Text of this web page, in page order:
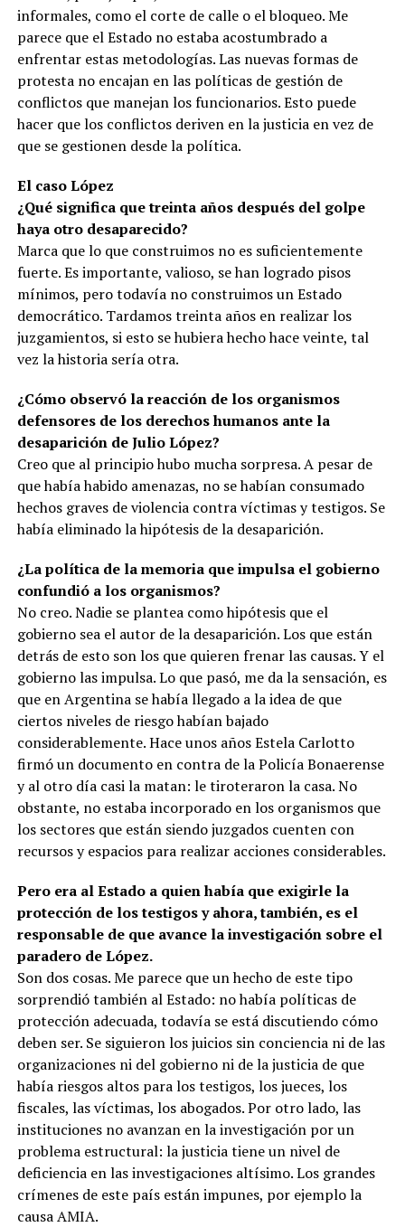
informales, como el corte de calle o el bloqueo. Me
parece que el Estado no estaba acostumbrado a
enfrentar estas metodologías. Las nuevas formas de
protesta no encajan en las políticas de gestión de
conflictos que manejan los funcionarios. Esto puede
hacer que los conflictos deriven en la justicia en vez de
que se gestionen desde la política.
El caso López
¿Qué significa que treinta años después del golpe
haya otro desaparecido?
Marca que lo que construimos no es suficientemente
fuerte. Es importante, valioso, se han logrado pisos
mínimos, pero todavía no construimos un Estado
democrático. Tardamos treinta años en realizar los
juzgamientos, si esto se hubiera hecho hace veinte, tal
vez la historia sería otra.
¿Cómo observó la reacción de los organismos
defensores de los derechos humanos ante la
desaparición de Julio López?
Creo que al principio hubo mucha sorpresa. A pesar de
que había habido amenazas, no se habían consumado
hechos graves de violencia contra víctimas y testigos. Se
había eliminado la hipótesis de la desaparición.
¿La política de la memoria que impulsa el gobierno
confundió a los organismos?
No creo. Nadie se plantea como hipótesis que el
gobierno sea el autor de la desaparición. Los que están
detrás de esto son los que quieren frenar las causas. Y el
gobierno las impulsa. Lo que pasó, me da la sensación, es
que en Argentina se había llegado a la idea de que
ciertos niveles de riesgo habían bajado
considerablemente. Hace unos años Estela Carlotto
firmó un documento en contra de la Policía Bonaerense
y al otro día casi la matan: le tiroteraron la casa. No
obstante, no estaba incorporado en los organismos que
los sectores que están siendo juzgados cuenten con
recursos y espacios para realizar acciones considerables.
Pero era al Estado a quien había que exigirle la
protección de los testigos y ahora, también, es el
responsable de que avance la investigación sobre el
paradero de López.
Son dos cosas. Me parece que un hecho de este tipo
sorprendió también al Estado: no había políticas de
protección adecuada, todavía se está discutiendo cómo
deben ser. Se siguieron los juicios sin conciencia ni de las
organizaciones ni del gobierno ni de la justicia de que
había riesgos altos para los testigos, los jueces, los
fiscales, las víctimas, los abogados. Por otro lado, las
instituciones no avanzan en la investigación por un
problema estructural: la justicia tiene un nivel de
deficiencia en las investigaciones altísimo. Los grandes
crímenes de este país están impunes, por ejemplo la
causa AMIA.